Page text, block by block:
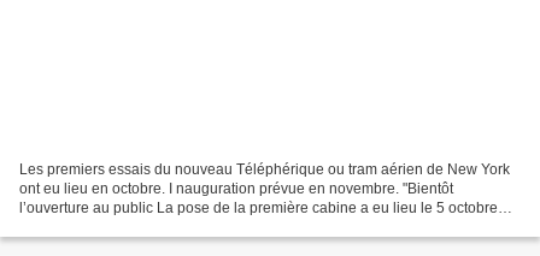
Les premiers essais du nouveau Téléphérique ou tram aérien de New York
ont eu lieu en octobre. I nauguration prévue en novembre. "Bientôt
l’ouverture au public La pose de la première cabine a eu lieu le 5 octobre